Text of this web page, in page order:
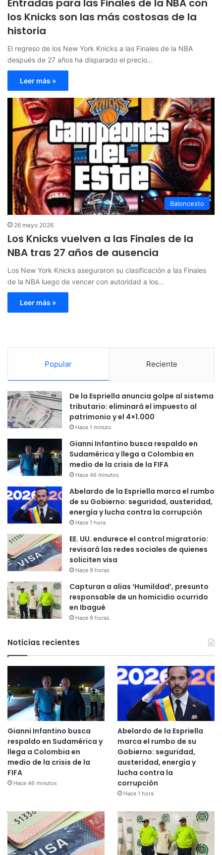
Entradas para las Finales de la NBA con
los Knicks son las más costosas de la
historia
El regreso de los New York Knicks a las Finales de la NBA
después de 27 años ha disparado el precio…
Leer más »
Baloncesto
26 mayo 2026
Los Knicks vuelven a las Finales de la
NBA tras 27 años de ausencia
Los New York Knicks aseguraron su clasificación a las Finales
de la NBA luego de vencer con autoridad a los…
Leer más »
Popular Reciente
De la Espriella anuncia golpe al sistema
tributario: eliminará el impuesto al
patrimonio y el 4×1.000
Hace 1 minuto
Gianni Infantino busca respaldo en
Sudamérica y llega a Colombia en
medio de la crisis de la FIFA
Hace 46 minutos
Abelardo de la Espriella marca el rumbo
de su Gobierno: seguridad, austeridad,
energía y lucha contra la corrupción
Hace 1 hora
EE. UU. endurece el control migratorio:
revisará las redes sociales de quienes
soliciten visa
Hace 9 horas
Capturan a alias ‘Humildad’, presunto
responsable de un homicidio ocurrido
en Ibagué
Hace 9 horas
Noticias recientes
Gianni Infantino busca
respaldo en Sudamérica y
llega a Colombia en
medio de la crisis de la
FIFA
Hace 46 minutos
Abelardo de la Espriella
marca el rumbo de su
Gobierno: seguridad,
austeridad, energía y
lucha contra la
corrupción
Hace 1 hora